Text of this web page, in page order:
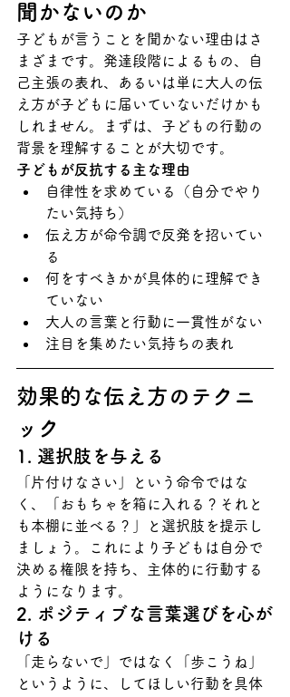
聞かないのか
子どもが言うことを聞かない理由はさ
まざまです。発達段階によるもの、自
己主張の表れ、あるいは単に大人の伝
え方が子どもに届いていないだけかも
しれません。まずは、子どもの行動の
背景を理解することが大切です。
子どもが反抗する主な理由
自律性を求めている（自分でやり
たい気持ち）
伝え方が命令調で反発を招いてい
る
何をすべきかが具体的に理解でき
ていない
大人の言葉と行動に一貫性がない
注目を集めたい気持ちの表れ
効果的な伝え方のテクニ
ック
1. 選択肢を与える
「片付けなさい」という命令ではな
く、「おもちゃを箱に入れる？それと
も本棚に並べる？」と選択肢を提示し
ましょう。これにより子どもは自分で
決める権限を持ち、主体的に行動する
ようになります。
2. ポジティブな言葉選びを心が
ける
「走らないで」ではなく「歩こうね」
というように、してほしい行動を具体